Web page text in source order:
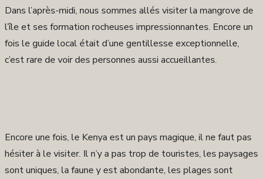
Dans l’après-midi, nous sommes allés visiter la mangrove de
l’île et ses formation rocheuses impressionnantes. Encore un
fois le guide local était d’une gentillesse exceptionnelle,
c’est rare de voir des personnes aussi accueillantes.
Encore une fois, le Kenya est un pays magique, il ne faut pas
hésiter à le visiter. Il n’y a pas trop de touristes, les paysages
sont uniques, la faune y est abondante, les plages sont